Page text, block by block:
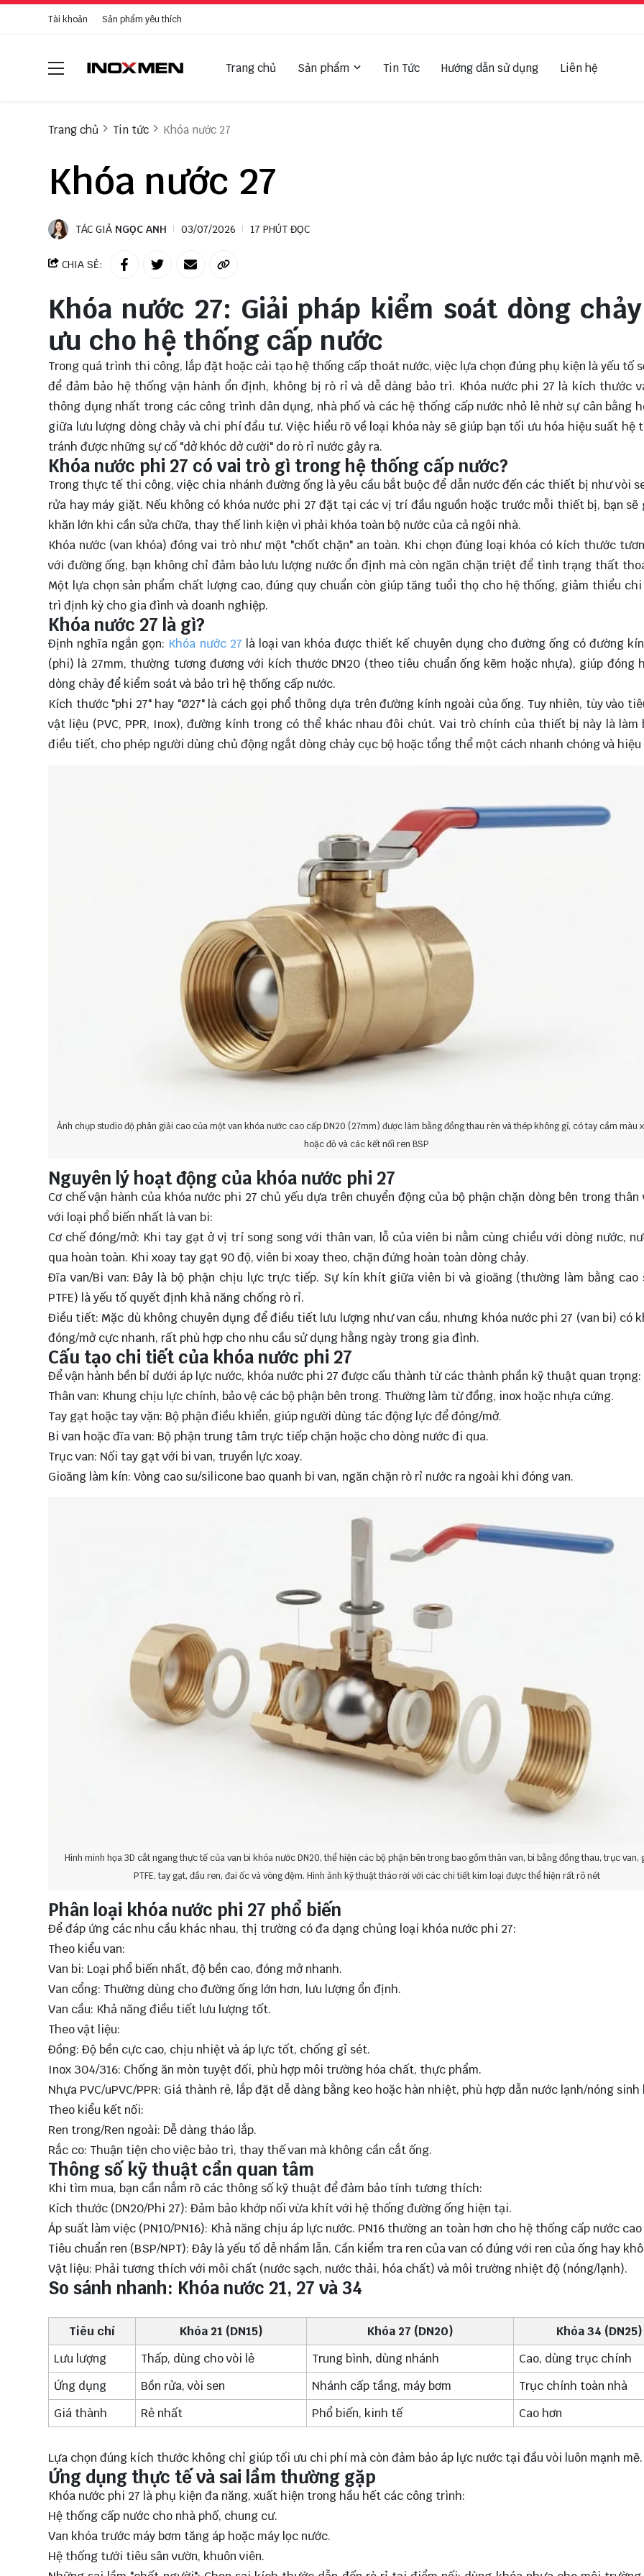
Tài khoản Sản phẩm yêu thích
Trang chủ Sản phẩm Tin Tức Hướng dẫn sử dụng Liên hệ
Trang chủ Tin tức Khóa nước 27
Khóa nước 27
TÁC GIẢ NGỌC ANH 03/07/2026 17 PHÚT ĐỌC
CHIA SẺ:
Khóa nước 27: Giải pháp kiểm soát dòng
ưu cho hệ thống cấp nước
Trong quá trình thi công, lắp đặt hoặc cải tạo hệ thống cấp thoát nước, việc lựa chọn đúng phụ kiện là yếu tố
để đảm bảo hệ thống vận hành ổn định, không bị rò rỉ và dễ dàng bảo trì. Khóa nước phi 27 là kích thước
thông dụng nhất trong các công trình dân dụng, nhà phố và các hệ thống cấp nước nhỏ lẻ nhờ sự cân bằng
giữa lưu lượng dòng chảy và chi phí đầu tư. Việc hiểu rõ về loại khóa này sẽ giúp bạn tối ưu hóa hiệu suất hệ
tránh được những sự cố "dở khóc dở cười" do rò rỉ nước gây ra.
Khóa nước phi 27 có vai trò gì trong hệ thống cấp nước?
Trong thực tế thi công, việc chia nhánh đường ống là yêu cầu bắt buộc để dẫn nước đến các thiết bị như vòi
rửa hay máy giặt. Nếu không có khóa nước phi 27 đặt tại các vị trí đầu nguồn hoặc trước mỗi thiết bị, bạn sẽ
khăn lớn khi cần sửa chữa, thay thế linh kiện vì phải khóa toàn bộ nước của cả ngôi nhà.
Khóa nước (van khóa) đóng vai trò như một "chốt chặn" an toàn. Khi chọn đúng loại khóa có kích thước
với đường ống, bạn không chỉ đảm bảo lưu lượng nước ổn định mà còn ngăn chặn triệt để tình trạng thất
Một lựa chọn sản phẩm chất lượng cao, đúng quy chuẩn còn giúp tăng tuổi thọ cho hệ thống, giảm thiểu
trì định kỳ cho gia đình và doanh nghiệp.
Khóa nước 27 là gì?
Định nghĩa ngắn gọn: Khóa nước 27 là loại van khóa được thiết kế chuyên dụng cho đường ống có đường
(phi) là 27mm, thường tương đương với kích thước DN20 (theo tiêu chuẩn ống kẽm hoặc nhựa), giúp đóng
dòng chảy để kiểm soát và bảo trì hệ thống cấp nước.
Kích thước "phi 27" hay "Ø27" là cách gọi phổ thông dựa trên đường kính ngoài của ống. Tuy nhiên, tùy vào
vật liệu (PVC, PPR, Inox), đường kính trong có thể khác nhau đôi chút. Vai trò chính của thiết bị này là làm
điều tiết, cho phép người dùng chủ động ngắt dòng chảy cục bộ hoặc tổng thể một cách nhanh chóng và hiệu
Ảnh chụp studio độ phân giải cao của một van khóa nước cao cấp DN20 (27mm) được làm bằng đồng thau rèn và thép không gỉ, có tay cầm màu
hoặc đỏ và các kết nối ren BSP
Nguyên lý hoạt động của khóa nước phi 27
Cơ chế vận hành của khóa nước phi 27 chủ yếu dựa trên chuyển động của bộ phận chặn dòng bên trong thân
với loại phổ biến nhất là van bi:
Cơ chế đóng/mở: Khi tay gạt ở vị trí song song với thân van, lỗ của viên bi nằm cùng chiều với dòng nước,
qua hoàn toàn. Khi xoay tay gạt 90 độ, viên bi xoay theo, chặn đứng hoàn toàn dòng chảy.
Đĩa van/Bi van: Đây là bộ phận chịu lực trực tiếp. Sự kín khít giữa viên bi và gioăng (thường làm bằng cao
PTFE) là yếu tố quyết định khả năng chống rò rỉ.
Điều tiết: Mặc dù không chuyên dụng để điều tiết lưu lượng như van cầu, nhưng khóa nước phi 27 (van bi) có
đóng/mở cực nhanh, rất phù hợp cho nhu cầu sử dụng hằng ngày trong gia đình.
Cấu tạo chi tiết của khóa nước phi 27
Để vận hành bền bỉ dưới áp lực nước, khóa nước phi 27 được cấu thành từ các thành phần kỹ thuật quan trọng:
Thân van: Khung chịu lực chính, bảo vệ các bộ phận bên trong. Thường làm từ đồng, inox hoặc nhựa cứng.
Tay gạt hoặc tay vặn: Bộ phận điều khiển, giúp người dùng tác động lực để đóng/mở.
Bi van hoặc đĩa van: Bộ phận trung tâm trực tiếp chặn hoặc cho dòng nước đi qua.
Trục van: Nối tay gạt với bi van, truyền lực xoay.
Gioăng làm kín: Vòng cao su/silicone bao quanh bi van, ngăn chặn rò rỉ nước ra ngoài khi đóng van.
Hình minh họa 3D cắt ngang thực tế của van bi khóa nước DN20, thể hiện các bộ phận bên trong bao gồm thân van, bi bằng đồng thau, trục van,
PTFE, tay gạt, đầu ren, đai ốc và vòng đệm. Hình ảnh kỹ thuật tháo rời với các chi tiết kim loại được thể hiện rất rõ nét
Phân loại khóa nước phi 27 phổ biến
Để đáp ứng các nhu cầu khác nhau, thị trường có đa dạng chủng loại khóa nước phi 27:
Theo kiểu van:
Van bi: Loại phổ biến nhất, độ bền cao, đóng mở nhanh.
Van cổng: Thường dùng cho đường ống lớn hơn, lưu lượng ổn định.
Van cầu: Khả năng điều tiết lưu lượng tốt.
Theo vật liệu:
Đồng: Độ bền cực cao, chịu nhiệt và áp lực tốt, chống gỉ sét.
Inox 304/316: Chống ăn mòn tuyệt đối, phù hợp môi trường hóa chất, thực phẩm.
Nhựa PVC/uPVC/PPR: Giá thành rẻ, lắp đặt dễ dàng bằng keo hoặc hàn nhiệt, phù hợp dẫn nước lạnh/nóng sinh
Theo kiểu kết nối:
Ren trong/Ren ngoài: Dễ dàng tháo lắp.
Rắc co: Thuận tiện cho việc bảo trì, thay thế van mà không cần cắt ống.
Thông số kỹ thuật cần quan tâm
Khi tìm mua, bạn cần nắm rõ các thông số kỹ thuật để đảm bảo tính tương thích:
Kích thước (DN20/Phi 27): Đảm bảo khớp nối vừa khít với hệ thống đường ống hiện tại.
Áp suất làm việc (PN10/PN16): Khả năng chịu áp lực nước. PN16 thường an toàn hơn cho hệ thống cấp nước
Tiêu chuẩn ren (BSP/NPT): Đây là yếu tố dễ nhầm lẫn. Cần kiểm tra ren của van có đúng với ren của ống hay
Vật liệu: Phải tương thích với môi chất (nước sạch, nước thải, hóa chất) và môi trường nhiệt độ (nóng/lạnh).
So sánh nhanh: Khóa nước 21, 27 và 34
Tiêu chí Khóa 21 (DN15) Khóa 27 (DN20)
Khóa 34 (DN25)
Lưu lượng
Thấp, dùng cho vòi lẻ Trung bình, dùng nhánh
Cao, dùng trục chính
Ứng dụng
Bồn rửa, vòi sen Nhánh cấp tầng, máy bơm
Trục chính toàn nhà
Giá thành
Rẻ nhất Phổ biến, kinh tế Cao hơn
Lựa chọn đúng kích thước không chỉ giúp tối ưu chi phí mà còn đảm bảo áp lực nước tại đầu vòi luôn mạnh mẽ.
Ứng dụng thực tế và sai lầm thường gặp
Khóa nước phi 27 là phụ kiện đa năng, xuất hiện trong hầu hết các công trình:
Hệ thống cấp nước cho nhà phố, chung cư.
Van khóa trước máy bơm tăng áp hoặc máy lọc nước.
Hệ thống tưới tiêu sân vườn, khuôn viên.